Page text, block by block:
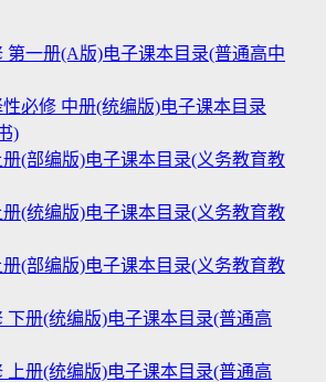
第一册(A版)电子课本目录(普通高中
必修 中册(统编版)电子课本目录
)
(部编版)电子课本目录(义务教育教
(统编版)电子课本目录(义务教育教
(部编版)电子课本目录(义务教育教
下册(统编版)电子课本目录(普通高
上册(统编版)电子课本目录(普通高